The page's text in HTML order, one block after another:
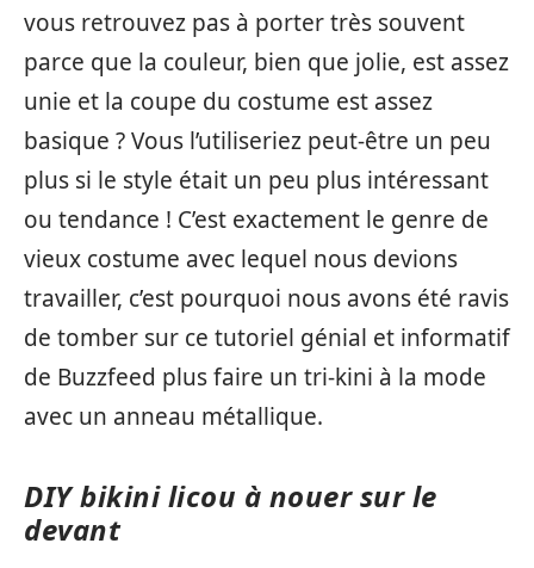
vous retrouvez pas à porter très souvent
parce que la couleur, bien que jolie, est assez
unie et la coupe du costume est assez
basique ? Vous l’utiliseriez peut-être un peu
plus si le style était un peu plus intéressant
ou tendance ! C’est exactement le genre de
vieux costume avec lequel nous devions
travailler, c’est pourquoi nous avons été ravis
de tomber sur ce tutoriel génial et informatif
de Buzzfeed plus faire un tri-kini à la mode
avec un anneau métallique.
DIY bikini licou à nouer sur le
devant